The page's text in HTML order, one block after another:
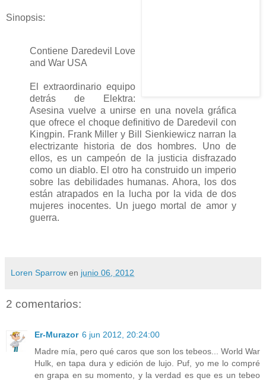
Sinopsis:
Contiene Daredevil Love
and War USA
El extraordinario equipo
detrás de Elektra:
Asesina vuelve a unirse en una novela gráfica
que ofrece el choque definitivo de Daredevil con
Kingpin. Frank Miller y Bill Sienkiewicz narran la
electrizante historia de dos hombres. Uno de
ellos, es un campeón de la justicia disfrazado
como un diablo. El otro ha construido un imperio
sobre las debilidades humanas. Ahora, los dos
están atrapados en la lucha por la vida de dos
mujeres inocentes. Un juego mortal de amor y
guerra.
Loren Sparrow en junio 06, 2012
2 comentarios:
Er-Murazor 6 jun 2012, 20:24:00
Madre mía, pero qué caros que son los tebeos... World War
Hulk, en tapa dura y edición de lujo. Puf, yo me lo compré
en grapa en su momento, y la verdad es que es un tebeo